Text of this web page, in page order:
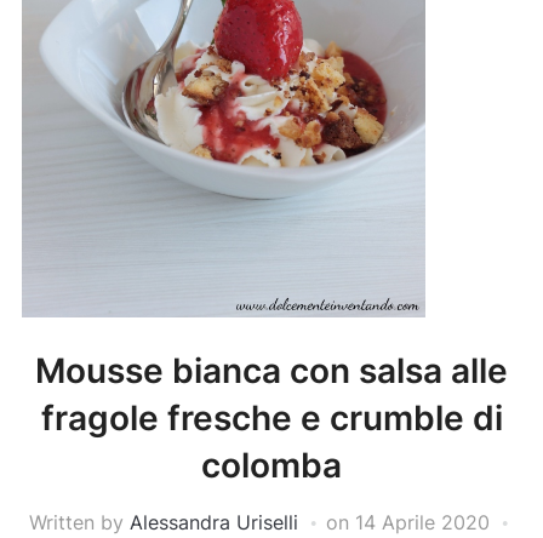
Mousse bianca con salsa alle
fragole fresche e crumble di
colomba
Written by Alessandra Uriselli on 14 Aprile 2020